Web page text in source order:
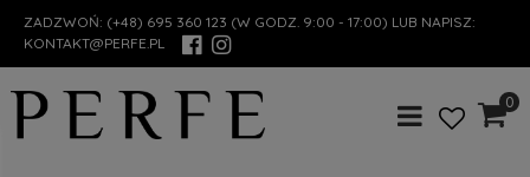
ZADZWOŃ: (+48) 695 360 123 (W GODZ. 9:00 - 17:00) LUB NAPISZ:
KONTAKT@PERFE.PL
0